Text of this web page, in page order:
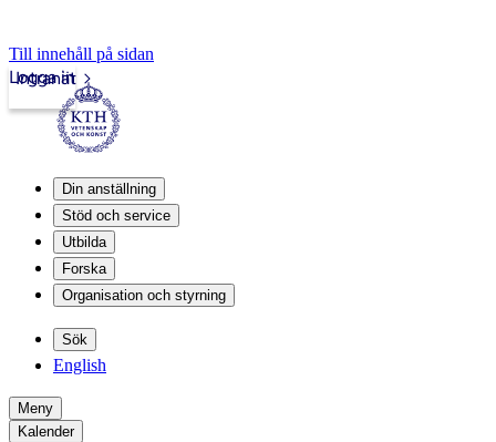
Till innehåll på sidan
Intranät
Logga in
Din anställning
Stöd och service
Utbilda
Forska
Organisation och styrning
Sök
English
Meny
Kalender